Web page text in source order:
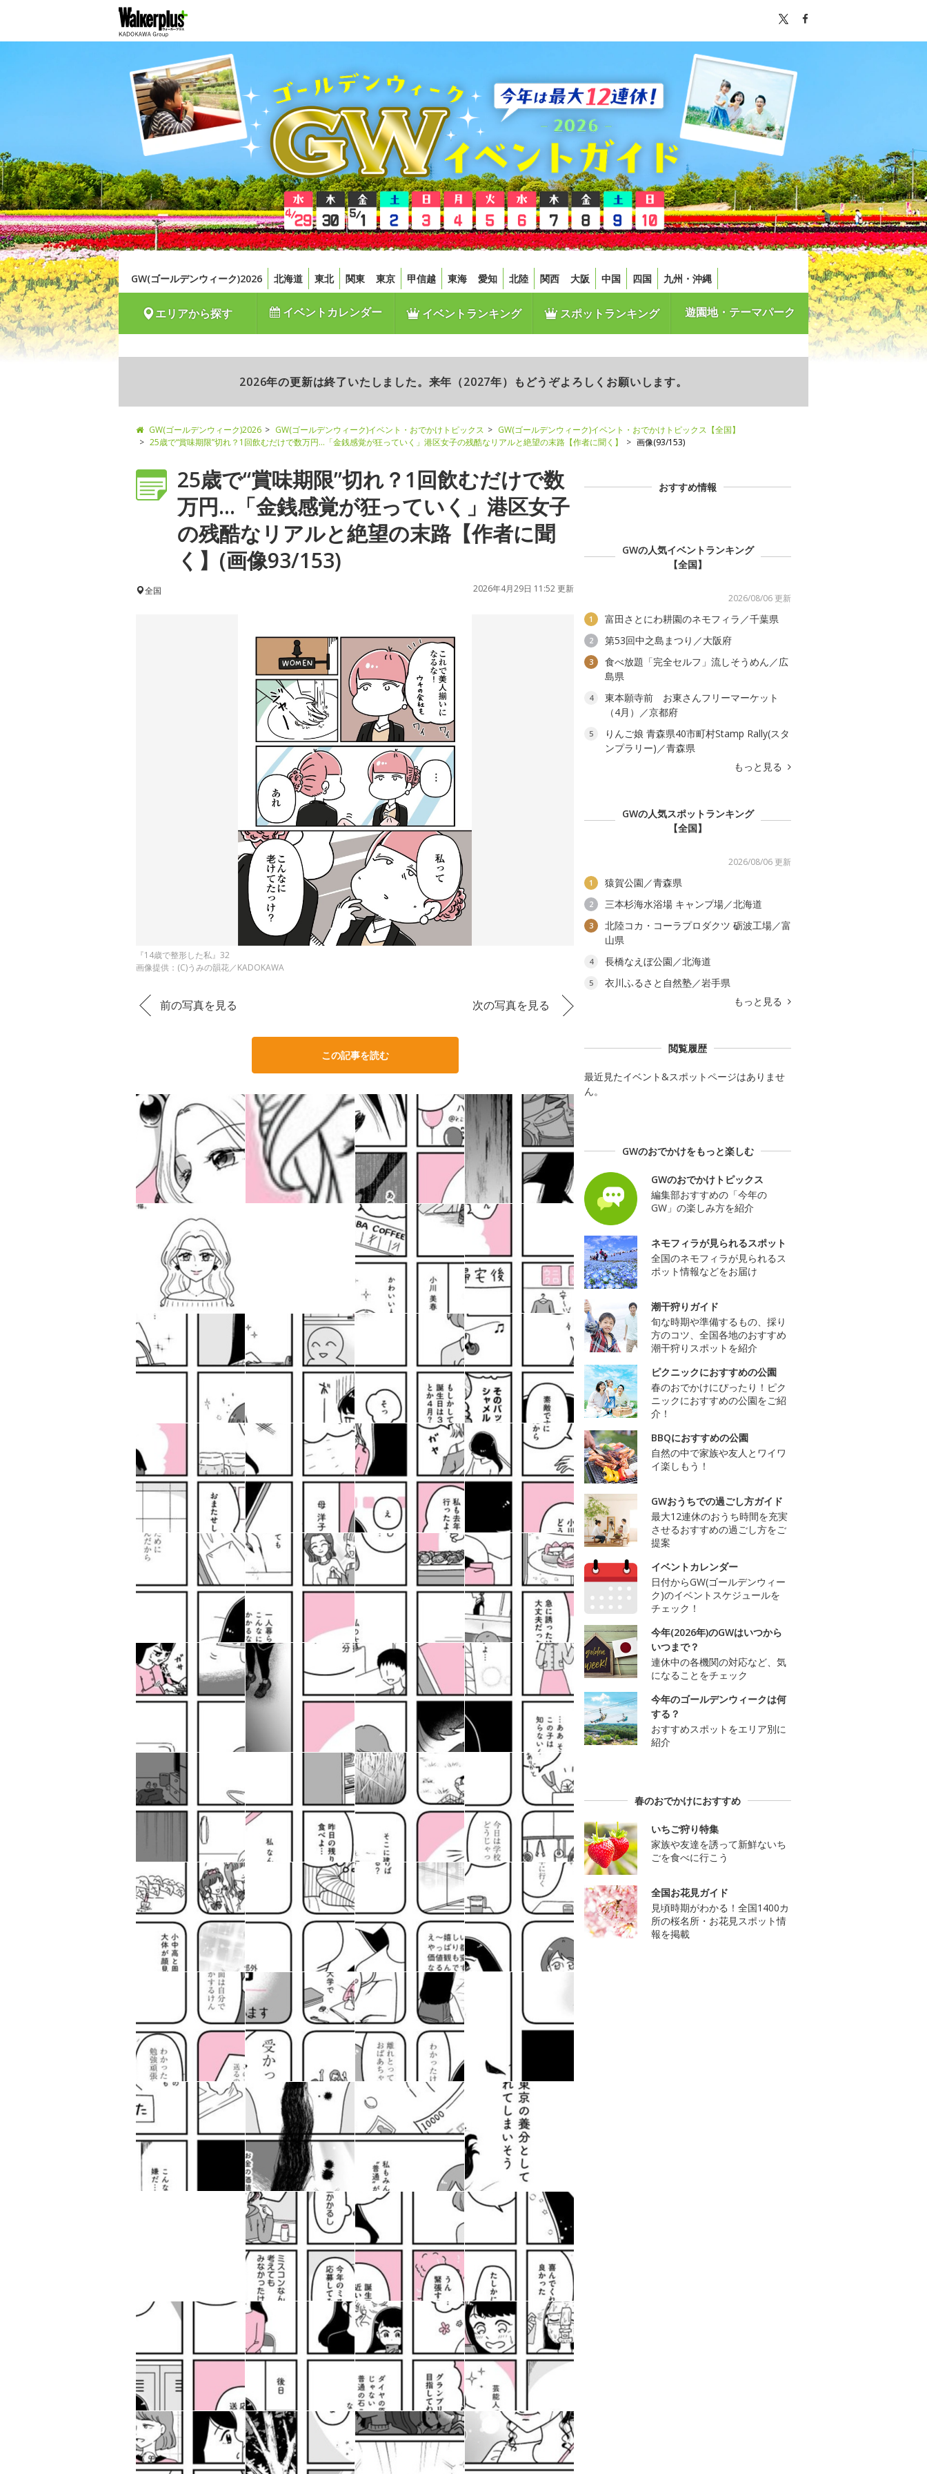
GW(ゴールデンウィーク)2026 北海道 東北 関東 東京 甲信越 東海 愛知 北陸 関西 大阪 中国 四国 九州・沖縄
エリアから探す イベントカレンダー イベントランキング スポットランキング 遊園地・テーマパーク
2026年の更新は終了いたしました。来年（2027年）もどうぞよろしくお願いします。
GW(ゴールデンウィーク)2026 GW(ゴールデンウィーク)イベント・おでかけトピックス
GW(ゴールデンウィーク)イベント・おでかけトピックス【全国】
25歳で“賞味期限”切れ？1回飲むだけで数万円…「金銭感覚が狂っていく」港区女子の残酷なリアルと絶望の末路【作者に聞く】
画像(93/153)
25歳で“賞味期限”切れ？1回飲むだけで数
万円…「金銭感覚が狂っていく」港区女子
の残酷なリアルと絶望の末路【作者に聞
く】(画像93/153)
全国 2026年4月29日 11:52 更新
『14歳で整形した私』32
画像提供：(C)うみの韻花／KADOKAWA
前の写真を見る 次の写真を見る
この記事を読む
おすすめ情報
GWの人気イベントランキング
【全国】
2026/08/06 更新
1 富田さとにわ耕園のネモフィラ／千葉県
2 第53回中之島まつり／大阪府
3
食べ放題「完全セルフ」流しそうめん／広
島県
4
東本願寺前 お東さんフリーマーケット
（4月）／京都府
5
りんご娘 青森県40市町村Stamp Rally(スタ
ンプラリー)／青森県
もっと見る
GWの人気スポットランキング
【全国】
2026/08/06 更新
1 猿賀公園／青森県
2 三本杉海水浴場 キャンプ場／北海道
3
北陸コカ・コーラプロダクツ 砺波工場／富
山県
4 長橋なえぼ公園／北海道
5
衣川ふるさと自然塾／岩手県
もっと見る
閲覧履歴
最近見たイベント&スポットページはありませ
ん。
GWのおでかけをもっと楽しむ
GWのおでかけトピックス
編集部おすすめの「今年の
GW」の楽しみ方を紹介
ネモフィラが見られるスポット
全国のネモフィラが見られるス
ポット情報などをお届け
潮干狩りガイド
旬な時期や準備するもの、採り
方のコツ、全国各地のおすすめ
潮干狩りスポットを紹介
ピクニックにおすすめの公園
春のおでかけにぴったり！ピク
ニックにおすすめの公園をご紹
介！
BBQにおすすめの公園
自然の中で家族や友人とワイワ
イ楽しもう！
GWおうちでの過ごし方ガイド
最大12連休のおうち時間を充実
させるおすすめの過ごし方をご
提案
イベントカレンダー
日付からGW(ゴールデンウィー
ク)のイベントスケジュールを
チェック！
今年(2026年)のGWはいつから
いつまで？
連休中の各機関の対応など、気
になることをチェック
今年のゴールデンウィークは何
する？
おすすめスポットをエリア別に
紹介
春のおでかけにおすすめ
いちご狩り特集
家族や友達を誘って新鮮ないち
ごを食べに行こう
全国お花見ガイド
見頃時期がわかる！全国1400カ
所の桜名所・お花見スポット情
報を掲載